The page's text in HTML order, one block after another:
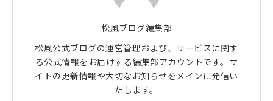
松風ブログ編集部
松風公式ブログの運営管理および、サービスに関す
る公式情報をお届けする編集部アカウントです。サ
イトの更新情報や大切なお知らせをメインに発信い
たします。